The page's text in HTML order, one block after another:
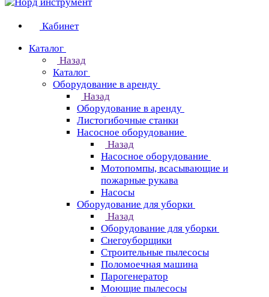
Кабинет
Каталог
Назад
Каталог
Оборудование в аренду
Назад
Оборудование в аренду
Листогибочные станки
Насосное оборудование
Назад
Насосное оборудование
Мотопомпы, всасывающие и
пожарные рукава
Насосы
Оборудование для уборки
Назад
Оборудование для уборки
Снегоуборщики
Строительные пылесосы
Поломоечная машина
Парогенератор
Моющие пылесосы